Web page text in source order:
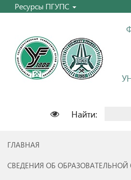
Ресурсы ПГУПС
Найти:
ГЛАВНАЯ
СВЕДЕНИЯ ОБ